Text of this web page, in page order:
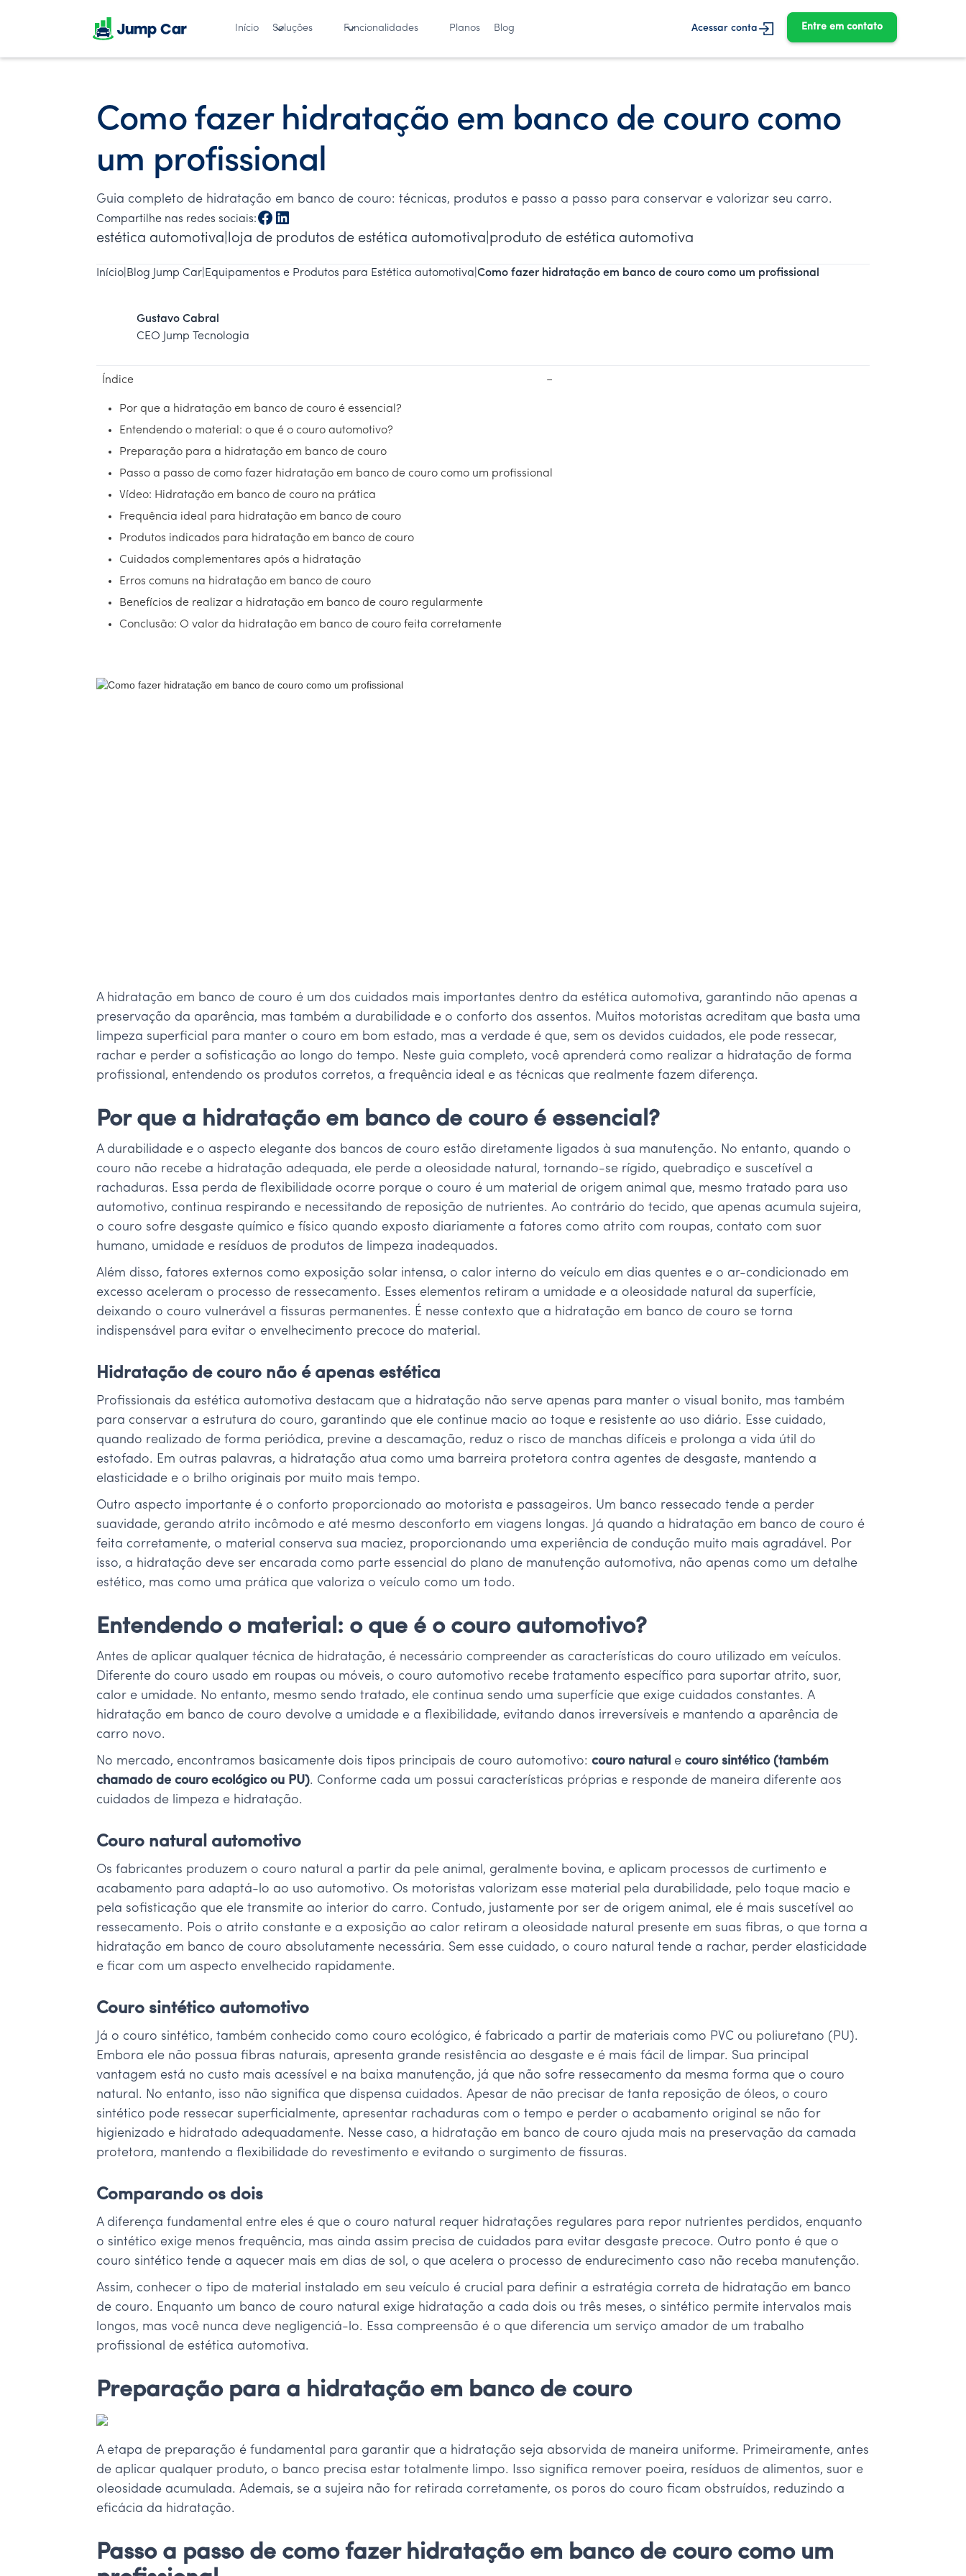
Início Soluções Funcionalidades Planos Blog Acessar conta Entre em contato
Como fazer hidratação em banco de couro como
um profissional
Guia completo de hidratação em banco de couro: técnicas, produtos e passo a passo para conservar e valorizar seu carro.
Compartilhe nas redes sociais:
estética automotiva|loja de produtos de estética automotiva|produto de estética automotiva
Início Blog Jump Car Equipamentos e Produtos para Estética automotiva |Como fazer hidratação em banco de couro como um profissional
Gustavo Cabral
CEO Jump Tecnologia
Índice −
Por que a hidratação em banco de couro é essencial?
Entendendo o material: o que é o couro automotivo?
Preparação para a hidratação em banco de couro
Passo a passo de como fazer hidratação em banco de couro como um profissional
Vídeo: Hidratação em banco de couro na prática
Frequência ideal para hidratação em banco de couro
Produtos indicados para hidratação em banco de couro
Cuidados complementares após a hidratação
Erros comuns na hidratação em banco de couro
Benefícios de realizar a hidratação em banco de couro regularmente
Conclusão: O valor da hidratação em banco de couro feita corretamente
A hidratação em banco de couro é um dos cuidados mais importantes dentro da estética automotiva, garantindo não apenas a
preservação da aparência, mas também a durabilidade e o conforto dos assentos. Muitos motoristas acreditam que basta uma
limpeza superficial para manter o couro em bom estado, mas a verdade é que, sem os devidos cuidados, ele pode ressecar,
rachar e perder a sofisticação ao longo do tempo. Neste guia completo, você aprenderá como realizar a hidratação de forma
profissional, entendendo os produtos corretos, a frequência ideal e as técnicas que realmente fazem diferença.
Por que a hidratação em banco de couro é essencial?
A durabilidade e o aspecto elegante dos bancos de couro estão diretamente ligados à sua manutenção. No entanto, quando o
couro não recebe a hidratação adequada, ele perde a oleosidade natural, tornando-se rígido, quebradiço e suscetível a
rachaduras. Essa perda de flexibilidade ocorre porque o couro é um material de origem animal que, mesmo tratado para uso
automotivo, continua respirando e necessitando de reposição de nutrientes. Ao contrário do tecido, que apenas acumula sujeira,
o couro sofre desgaste químico e físico quando exposto diariamente a fatores como atrito com roupas, contato com suor
humano, umidade e resíduos de produtos de limpeza inadequados.
Além disso, fatores externos como exposição solar intensa, o calor interno do veículo em dias quentes e o ar-condicionado em
excesso aceleram o processo de ressecamento. Esses elementos retiram a umidade e a oleosidade natural da superfície,
deixando o couro vulnerável a fissuras permanentes. É nesse contexto que a hidratação em banco de couro se torna
indispensável para evitar o envelhecimento precoce do material.
Hidratação de couro não é apenas estética
Profissionais da estética automotiva destacam que a hidratação não serve apenas para manter o visual bonito, mas também
para conservar a estrutura do couro, garantindo que ele continue macio ao toque e resistente ao uso diário. Esse cuidado,
quando realizado de forma periódica, previne a descamação, reduz o risco de manchas difíceis e prolonga a vida útil do
estofado. Em outras palavras, a hidratação atua como uma barreira protetora contra agentes de desgaste, mantendo a
elasticidade e o brilho originais por muito mais tempo.
Outro aspecto importante é o conforto proporcionado ao motorista e passageiros. Um banco ressecado tende a perder
suavidade, gerando atrito incômodo e até mesmo desconforto em viagens longas. Já quando a hidratação em banco de couro é
feita corretamente, o material conserva sua maciez, proporcionando uma experiência de condução muito mais agradável. Por
isso, a hidratação deve ser encarada como parte essencial do plano de manutenção automotiva, não apenas como um detalhe
estético, mas como uma prática que valoriza o veículo como um todo.
Entendendo o material: o que é o couro automotivo?
Antes de aplicar qualquer técnica de hidratação, é necessário compreender as características do couro utilizado em veículos.
Diferente do couro usado em roupas ou móveis, o couro automotivo recebe tratamento específico para suportar atrito, suor,
calor e umidade. No entanto, mesmo sendo tratado, ele continua sendo uma superfície que exige cuidados constantes. A
hidratação em banco de couro devolve a umidade e a flexibilidade, evitando danos irreversíveis e mantendo a aparência de
carro novo.
No mercado, encontramos basicamente dois tipos principais de couro automotivo:couro natural ecouro sintético (também
chamado de couro ecológico ou PU). Conforme cada um possui características próprias e responde de maneira diferente aos
cuidados de limpeza e hidratação.
Couro natural automotivo
Os fabricantes produzem o couro natural a partir da pele animal, geralmente bovina, e aplicam processos de curtimento e
acabamento para adaptá-lo ao uso automotivo. Os motoristas valorizam esse material pela durabilidade, pelo toque macio e
pela sofisticação que ele transmite ao interior do carro. Contudo, justamente por ser de origem animal, ele é mais suscetível ao
ressecamento. Pois o atrito constante e a exposição ao calor retiram a oleosidade natural presente em suas fibras, o que torna a
hidratação em banco de couro absolutamente necessária. Sem esse cuidado, o couro natural tende a rachar, perder elasticidade
e ficar com um aspecto envelhecido rapidamente.
Couro sintético automotivo
Já o couro sintético, também conhecido como couro ecológico, é fabricado a partir de materiais como PVC ou poliuretano (PU).
Embora ele não possua fibras naturais, apresenta grande resistência ao desgaste e é mais fácil de limpar. Sua principal
vantagem está no custo mais acessível e na baixa manutenção, já que não sofre ressecamento da mesma forma que o couro
natural. No entanto, isso não significa que dispensa cuidados. Apesar de não precisar de tanta reposição de óleos, o couro
sintético pode ressecar superficialmente, apresentar rachaduras com o tempo e perder o acabamento original se não for
higienizado e hidratado adequadamente. Nesse caso, a hidratação em banco de couro ajuda mais na preservação da camada
protetora, mantendo a flexibilidade do revestimento e evitando o surgimento de fissuras.
Comparando os dois
A diferença fundamental entre eles é que o couro natural requer hidratações regulares para repor nutrientes perdidos, enquanto
o sintético exige menos frequência, mas ainda assim precisa de cuidados para evitar desgaste precoce. Outro ponto é que o
couro sintético tende a aquecer mais em dias de sol, o que acelera o processo de endurecimento caso não receba manutenção.
Assim, conhecer o tipo de material instalado em seu veículo é crucial para definir a estratégia correta de hidratação em banco
de couro. Enquanto um banco de couro natural exige hidratação a cada dois ou três meses, o sintético permite intervalos mais
longos, mas você nunca deve negligenciá-lo. Essa compreensão é o que diferencia um serviço amador de um trabalho
profissional de estética automotiva.
Preparação para a hidratação em banco de couro
A etapa de preparação é fundamental para garantir que a hidratação seja absorvida de maneira uniforme. Primeiramente, antes
de aplicar qualquer produto, o banco precisa estar totalmente limpo. Isso significa remover poeira, resíduos de alimentos, suor e
oleosidade acumulada. Ademais, se a sujeira não for retirada corretamente, os poros do couro ficam obstruídos, reduzindo a
eficácia da hidratação.
Passo a passo de como fazer hidratação em banco de couro como um